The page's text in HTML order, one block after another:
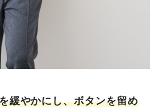
緩やかにし、ボタンを留め